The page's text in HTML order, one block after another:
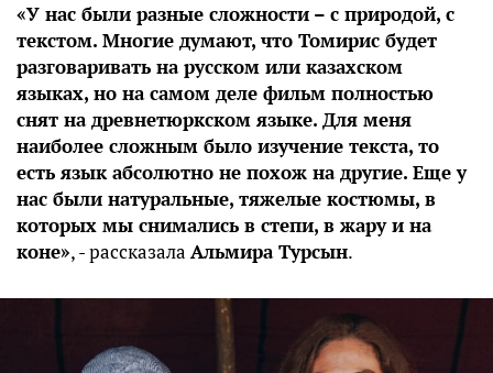
«У нас были разные сложности – с природой, с
текстом. Многие думают, что Томирис будет
разговаривать на русском или казахском
языках, но на самом деле фильм полностью
снят на древнетюркском языке. Для меня
наиболее сложным было изучение текста, то
есть язык абсолютно не похож на другие. Еще у
нас были натуральные, тяжелые костюмы, в
которых мы снимались в степи, в жару и на
коне», - рассказала Альмира Турсын.